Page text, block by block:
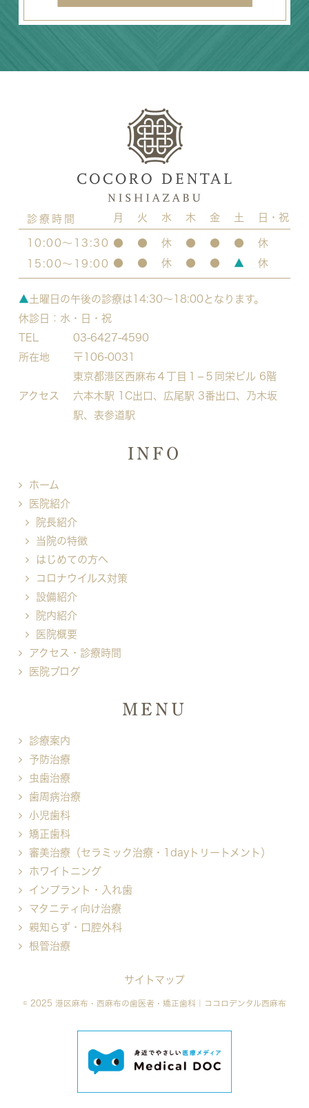
診療時間 月 火 水 木 金 土 日・祝
10:00～13:30 ● ● 休 ● ● ●
休
15:00～19:00 ● ● 休 ● ● ▲ 休
▲ 土曜日の午後の診療は14:30～18:00となります。
休診日：水・日・祝
TEL
03-6427-4590
所在地
〒106-0031
東京都港区西麻布４丁目１−５ 同栄ビル 6階
アクセス
六本木駅 1C出口、広尾駅 3番出口、乃木坂
駅、表参道駅
INFO
ホーム
医院紹介
院長紹介
当院の特徴
はじめての方へ
コロナウイルス対策
設備紹介
院内紹介
医院概要
アクセス・診療時間
医院ブログ
MENU
診療案内
予防治療
虫歯治療
歯周病治療
小児歯科
矯正歯科
審美治療（セラミック治療・1dayトリートメント）
ホワイトニング
インプラント・入れ歯
マタニティ向け治療
親知らず・口腔外科
根管治療
サイトマップ
© 2025 港区麻布・西麻布の歯医者・矯正歯科｜ココロデンタル西麻布